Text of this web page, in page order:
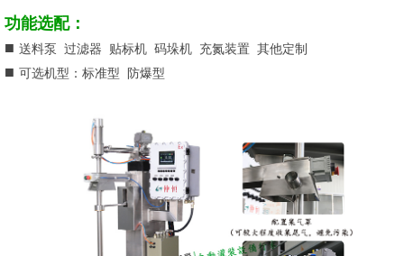
功能选配：
■ 送料泵 过滤器 贴标机 码垛机 充氮装置 其他定制
■ 可选机型：标准型 防爆型